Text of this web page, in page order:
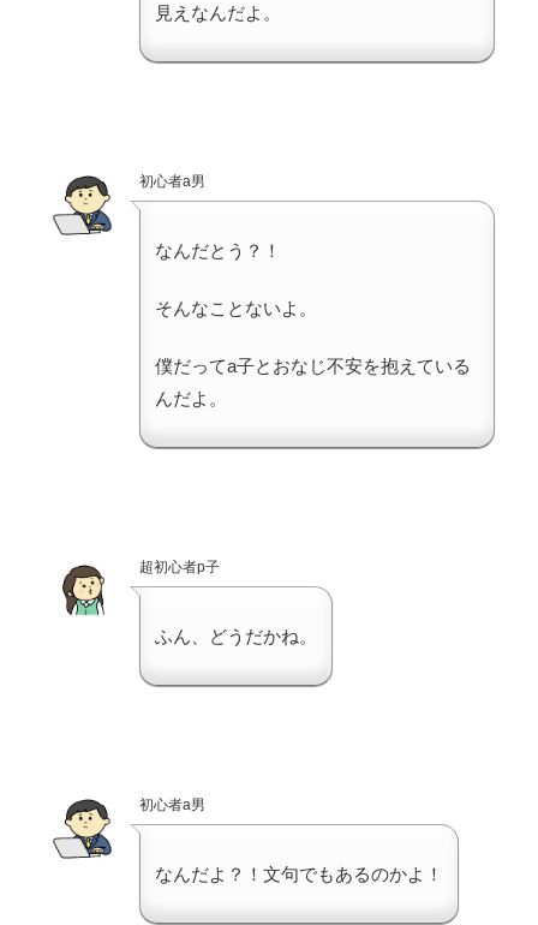
見えなんだよ。
初心者a男
なんだとう？！
そんなことないよ。
僕だってa子とおなじ不安を抱えている
んだよ。
超初心者p子
ふん、どうだかね。
初心者a男
なんだよ？！文句でもあるのかよ！